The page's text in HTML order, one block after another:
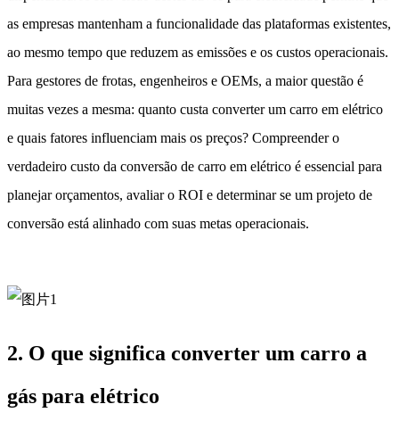
as empresas mantenham a funcionalidade das plataformas existentes,
ao mesmo tempo que reduzem as emissões e os custos operacionais.
Para gestores de frotas, engenheiros e OEMs, a maior questão é
muitas vezes a mesma: quanto custa converter um carro em elétrico
e quais fatores influenciam mais os preços? Compreender o
verdadeiro custo da conversão de carro em elétrico é essencial para
planejar orçamentos, avaliar o ROI e determinar se um projeto de
conversão está alinhado com suas metas operacionais.
2. O que significa converter um carro a
gás para elétrico